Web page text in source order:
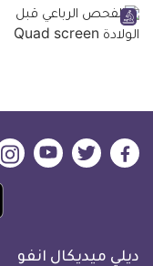
ديلي
فيسبوك
ديلي
تويتر
ديلي
يوتيوب
ديلي ميديكال انفو